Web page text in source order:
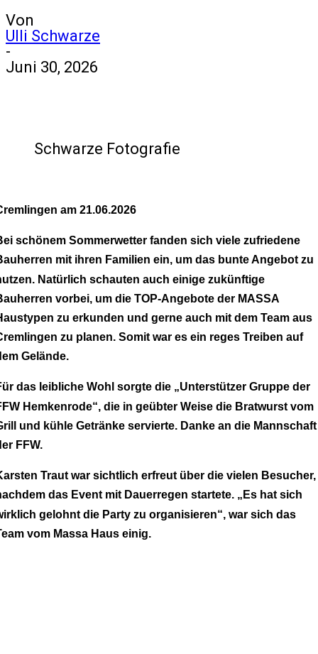
Von
Ulli Schwarze
-
Juni 30, 2026
Schwarze Fotografie
am 21.06.2026
schönem Sommerwetter fanden sich viele zufriedene
mit ihren Familien ein, um das bunte Angebot zu
Natürlich schauten auch einige zukünftige
vorbei, um die TOP-Angebote der MASSA
zu erkunden und gerne auch mit dem Team aus
zu planen. Somit war es ein reges Treiben auf
Gelände.
das leibliche Wohl sorgte die „Unterstützer Gruppe der
Hemkenrode“, die in geübter Weise die Bratwurst vom
und kühle Getränke servierte. Danke an die Mannschaft
FFW.
Traut war sichtlich erfreut über die vielen Besucher,
das Event mit Dauerregen startete. „Es hat sich
gelohnt die Party zu organisieren“, war sich das
vom Massa Haus einig.